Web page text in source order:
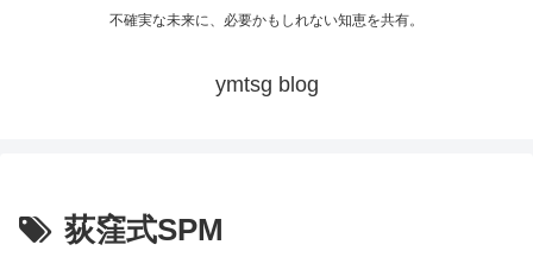
不確実な未来に、必要かもしれない知恵を共有。
ymtsg blog
荻窪式SPM